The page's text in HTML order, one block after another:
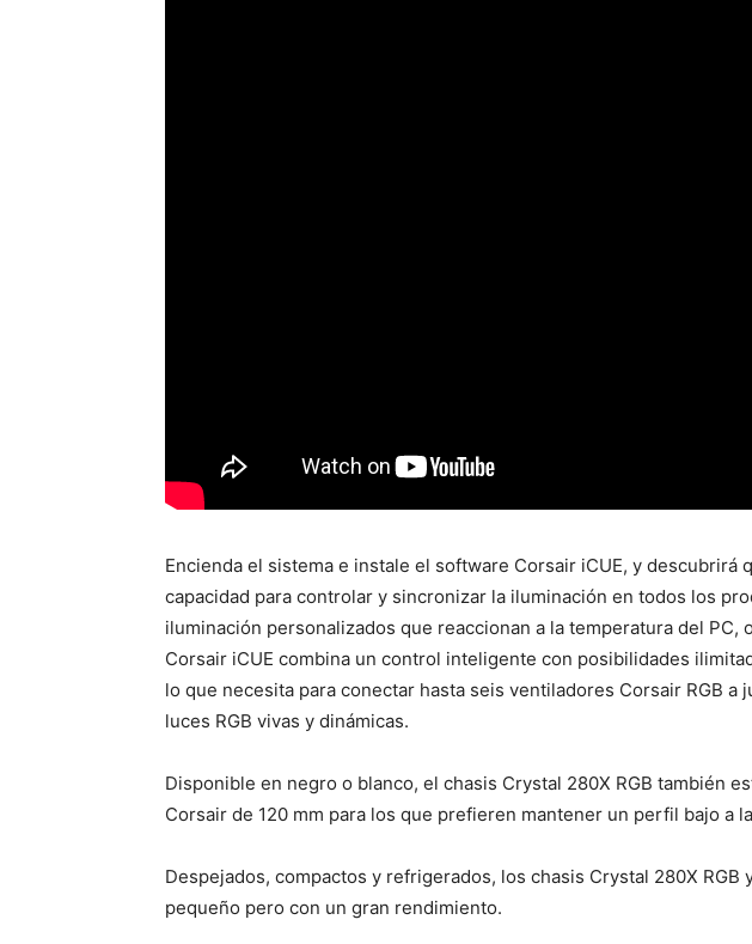
Encienda el sistema e instale el software Corsair iCUE, y descubrirá
capacidad para controlar y sincronizar la iluminación en todos los
iluminación personalizados que reaccionan a la temperatura del
Corsair iCUE combina un control inteligente con posibilidades
lo que necesita para conectar hasta seis ventiladores Corsair RGB
luces RGB vivas y dinámicas.
Disponible en negro o blanco, el chasis Crystal 280X RGB también
Corsair de 120 mm para los que prefieren mantener un perfil bajo a
Despejados, compactos y refrigerados, los chasis Crystal 280X
pequeño pero con un gran rendimiento.